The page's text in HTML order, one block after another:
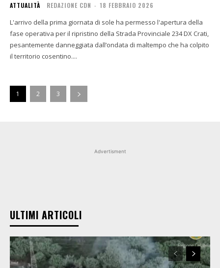
ATTUALITÀ REDAZIONE CDN - 18 FEBBRAIO 2026
L'arrivo della prima giornata di sole ha permesso l'apertura della
fase operativa per il ripristino della Strada Provinciale 234 DX Crati,
pesantemente danneggiata dall’ondata di maltempo che ha colpito
il territorio cosentino....
1 2 3
Advertisment
ULTIMI ARTICOLI